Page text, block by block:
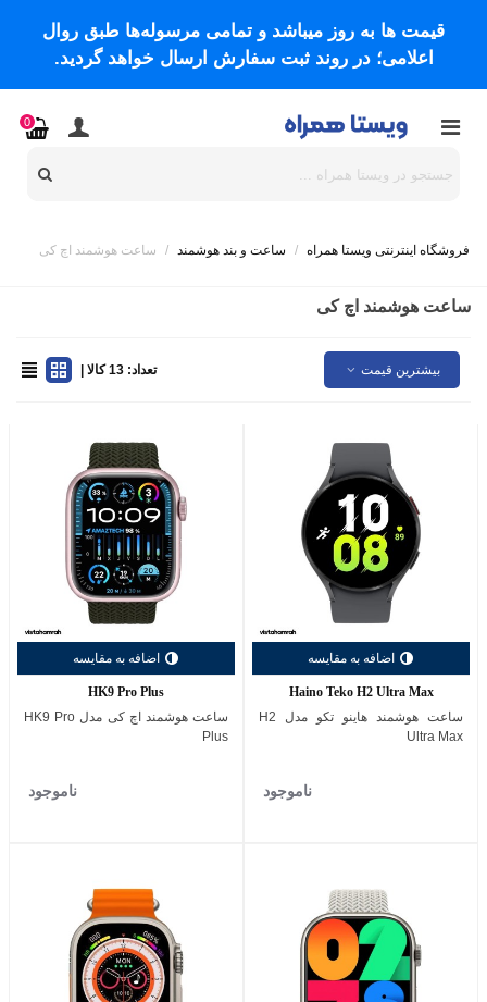
قیمت ها به روز میباشد و تمامی مرسوله‌ها طبق روال
اعلامی؛ در روند ثبت سفارش ارسال خواهد گردید.
0
فروشگاه اینترنتی ویستا همراه / ساعت و بند هوشمند / ساعت هوشمند اچ کی
ساعت هوشمند اچ کی
بیشترین قیمت تعداد: 13 کالا |
اضافه به مقایسه
Haino Teko H2 Ultra Max
ساعت هوشمند هاینو تکو مدل H2
Ultra Max
ناموجود
اضافه به مقایسه
HK9 Pro Plus
ساعت هوشمند اچ کی مدل HK9 Pro
Plus
ناموجود